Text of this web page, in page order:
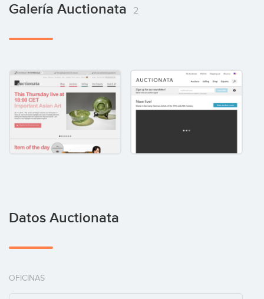
Galería Auctionata 2
Datos Auctionata
OFICINAS